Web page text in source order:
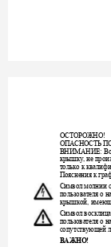
ОСТОРОЖНО!
ОПАСНОСТЬ
ВНИМАНИЕ: Во
крышку, не
только к
Пояснения к
Символ молнии
пользователя о
крышкой,
Символ
пользователя о
сопутствующей
ВАЖНО!